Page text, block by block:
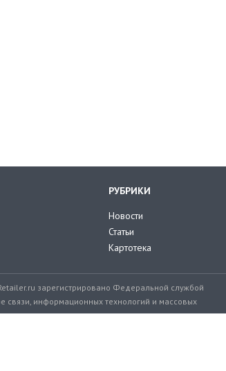
РУБРИКИ
Новости
Статьи
Картотека
зарегистрировано Федеральной службой
связи, информационных технологий и массовых